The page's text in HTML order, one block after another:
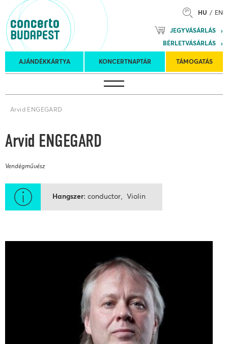
HU EN
JEGYVÁSÁRLÁS
BÉRLETVÁSÁRLÁS
AJÁNDÉKKÁRTYA KONCERTNAPTÁR TÁMOGATÁS
Koncertnaptár
turnék
Kulturális
Program
Felkéréses
koncertek
Arvid ENGEGARD
Arvid ENGEGARD
Vendégművész
Hangszer conductor, Violin